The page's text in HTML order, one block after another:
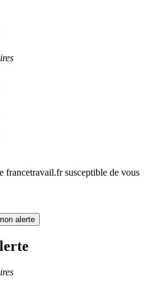
francetravail.fr susceptible de vous
alerte